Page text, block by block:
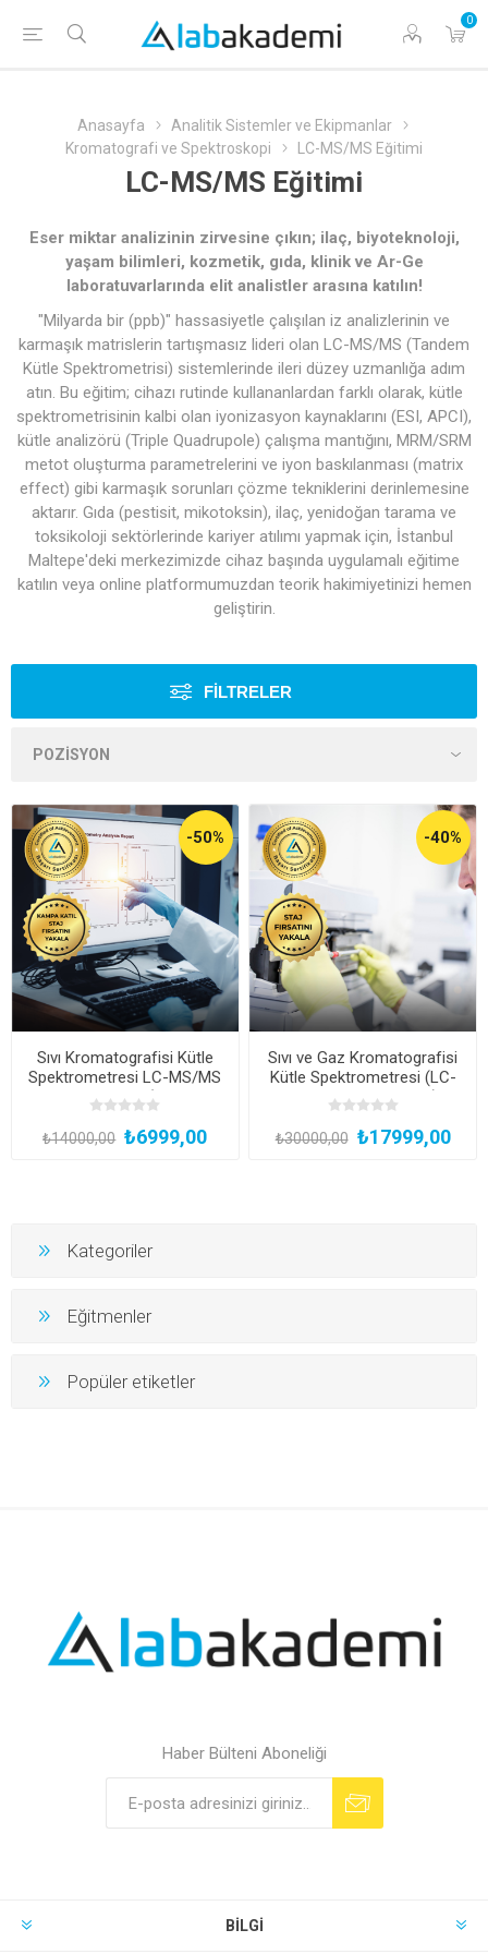
0
Anasayfa
Analitik Sistemler ve Ekipmanlar
Kromatografi ve Spektroskopi
LC-MS/MS Eğitimi
LC-MS/MS Eğitimi
Eser miktar analizinin zirvesine çıkın; ilaç, biyoteknoloji,
yaşam bilimleri, kozmetik, gıda, klinik ve Ar-Ge
laboratuvarlarında elit analistler arasına katılın!
"Milyarda bir (ppb)" hassasiyetle çalışılan iz analizlerinin ve
karmaşık matrislerin tartışmasız lideri olan LC-MS/MS (Tandem
Kütle Spektrometrisi) sistemlerinde ileri düzey uzmanlığa adım
atın. Bu eğitim; cihazı rutinde kullananlardan farklı olarak, kütle
spektrometrisinin kalbi olan iyonizasyon kaynaklarını (ESI, APCI),
kütle analizörü (Triple Quadrupole) çalışma mantığını, MRM/SRM
metot oluşturma parametrelerini ve iyon baskılanması (matrix
effect) gibi karmaşık sorunları çözme tekniklerini derinlemesine
aktarır. Gıda (pestisit, mikotoksin), ilaç, yenidoğan tarama ve
toksikoloji sektörlerinde kariyer atılımı yapmak için, İstanbul
Maltepe'deki merkezimizde cihaz başında uygulamalı eğitime
katılın veya online platformumuzdan teorik hakimiyetinizi hemen
geliştirin.
FILTRELER
-50%
Sıvı Kromatografisi Kütle
Spektrometresi LC-MS/MS
Uzmanlık Eğitimi (Yüz Yüze
Uygulamalı veya Hibrit
Katılım)
₺14000,00 ₺6999,00
-40%
Sıvı ve Gaz Kromatografisi
Kütle Spektrometresi (LC-
MSMS ve GC-MSMS)
Uzmanlık Kampı (Çekilişle
Staj Hediye*)
₺30000,00 ₺17999,00
Kategoriler
Eğitmenler
Popüler etiketler
Haber Bülteni Aboneliği
BILGI